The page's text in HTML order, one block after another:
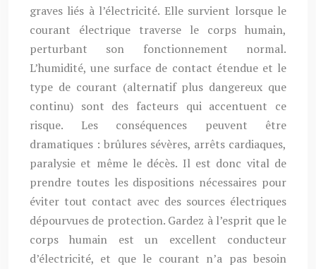
graves liés à l’électricité. Elle survient lorsque le
courant électrique traverse le corps humain,
perturbant son fonctionnement normal.
L’humidité, une surface de contact étendue et le
type de courant (alternatif plus dangereux que
continu) sont des facteurs qui accentuent ce
risque. Les conséquences peuvent être
dramatiques : brûlures sévères, arrêts cardiaques,
paralysie et même le décès. Il est donc vital de
prendre toutes les dispositions nécessaires pour
éviter tout contact avec des sources électriques
dépourvues de protection. Gardez à l’esprit que le
corps humain est un excellent conducteur
d’électricité, et que le courant n’a pas besoin